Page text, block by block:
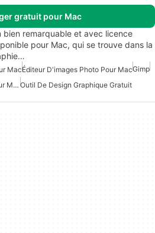
gratuit pour Mac
remarquable et avec licence
pour Mac, qui se trouve dans la
MacÉditeur D'images Photo Pour MacGimp
Éditeur D'image Photo Gratuit Pour Mac Outil De Design Graphique Gratuit